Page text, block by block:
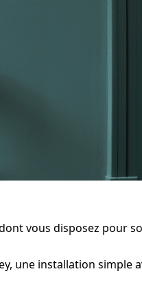
vous disposez pour
une installation simple